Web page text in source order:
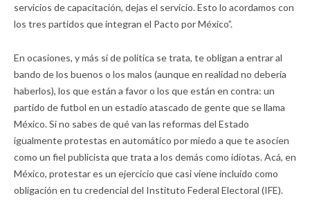
servicios de capacitación, dejas el servicio. Esto lo acordamos con
los tres partidos que integran el Pacto por México”.
En ocasiones, y más si de política se trata, te obligan a entrar al
bando de los buenos o los malos (aunque en realidad no debería
haberlos), los que están a favor o los que están en contra: un
partido de futbol en un estadio atascado de gente que se llama
México. Si no sabes de qué van las reformas del Estado
igualmente protestas en automático por miedo a que te asocien
como un fiel publicista que trata a los demás como idiotas. Acá, en
México, protestar es un ejercicio que casi viene incluido como
obligación en tu credencial del Instituto Federal Electoral (IFE).